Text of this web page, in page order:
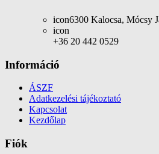
icon6300 Kalocsa, Mócsy
icon
+36 20 442 0529
Információ
ÁSZF
Adatkezelési tájékoztató
Kapcsolat
Kezdőlap
Fiók